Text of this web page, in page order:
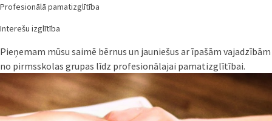
Profesionālā pamatizglītība
Interešu izglītība
Pieņemam mūsu saimē bērnus un jauniešus ar īpašām vajadzībām
no pirmsskolas grupas līdz profesionālajai pamatizglītībai.